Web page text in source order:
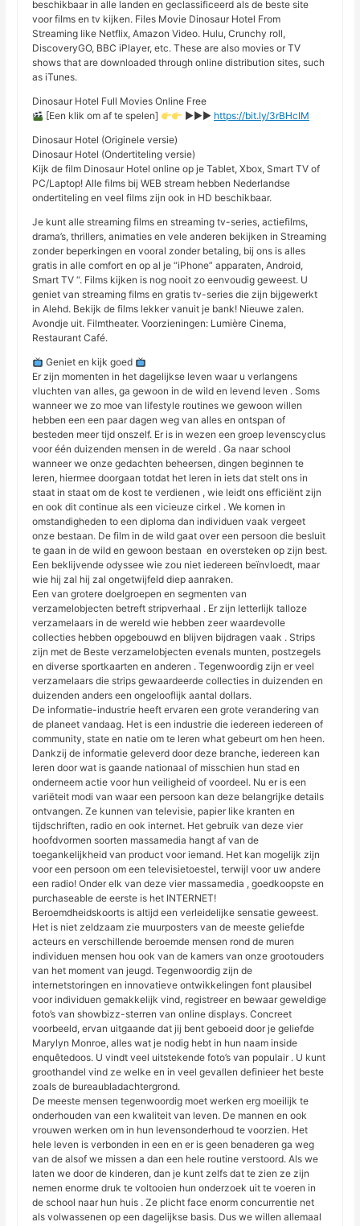
beschikbaar in alle landen en geclassificeerd als de beste site
voor films en tv kijken. Files Movie Dinosaur Hotel From
Streaming like Netflix, Amazon Video. Hulu, Crunchy roll,
DiscoveryGO, BBC iPlayer, etc. These are also movies or TV
shows that are downloaded through online distribution sites, such
as iTunes.
Dinosaur Hotel Full Movies Online Free
[Een klik om af te spelen]
►►► https://bit.ly/3rBHcIM
Dinosaur Hotel (Originele versie)
Dinosaur Hotel (Ondertiteling versie)
Kijk de film Dinosaur Hotel online op je Tablet, Xbox, Smart TV of
PC/Laptop! Alle films bij WEB stream hebben Nederlandse
ondertiteling en veel films zijn ook in HD beschikbaar.
Je kunt alle streaming films en streaming tv-series, actiefilms,
drama’s, thrillers, animaties en vele anderen bekijken in Streaming
zonder beperkingen en vooral zonder betaling, bij ons is alles
gratis in alle comfort en op al je “iPhone” apparaten, Android,
Smart TV “. Films kijken is nog nooit zo eenvoudig geweest. U
geniet van streaming films en gratis tv-series die zijn bijgewerkt
in Alehd. Bekijk de films lekker vanuit je bank! Nieuwe zalen.
Avondje uit. Filmtheater. Voorzieningen: Lumière Cinema,
Restaurant Café.
Geniet en kijk goed
Er zijn momenten in het dagelijkse leven waar u verlangens
vluchten van alles, ga gewoon in de wild en levend leven . Soms
wanneer we zo moe van lifestyle routines we gewoon willen
hebben een een paar dagen weg van alles en ontspan of
besteden meer tijd onszelf. Er is in wezen een groep levenscyclus
voor één duizenden mensen in de wereld . Ga naar school
wanneer we onze gedachten beheersen, dingen beginnen te
leren, hiermee doorgaan totdat het leren in iets dat stelt ons in
staat in staat om de kost te verdienen , wie leidt ons efficiënt zijn
en ook dit continue als een vicieuze cirkel . We komen in
omstandigheden to een diploma dan individuen vaak vergeet
onze bestaan. De film in de wild gaat over een persoon die besluit
te gaan in de wild en gewoon bestaan ​​ en oversteken op zijn best.
Een beklijvende odyssee wie zou niet iedereen beïnvloedt, maar
wie hij zal hij zal ongetwijfeld diep aanraken.
Een van grotere doelgroepen en segmenten van
verzamelobjecten betreft stripverhaal . Er zijn letterlijk talloze
verzamelaars in de wereld wie hebben zeer waardevolle
collecties hebben opgebouwd en blijven bijdragen vaak . Strips
zijn met de Beste verzamelobjecten evenals munten, postzegels
en diverse sportkaarten en anderen . Tegenwoordig zijn er veel
verzamelaars die strips gewaardeerde collecties in duizenden en
duizenden anders een ongelooflijk aantal dollars.
De informatie-industrie heeft ervaren een grote verandering van
de planeet vandaag. Het is een industrie die iedereen iedereen of
community, state en natie om te leren what gebeurt om hen heen.
Dankzij de informatie geleverd door deze branche, iedereen kan
leren door wat is gaande nationaal of misschien hun stad en
onderneem actie voor hun veiligheid of voordeel. Nu er is een
variëteit modi van waar een persoon kan deze belangrijke details
ontvangen. Ze kunnen van televisie, papier like kranten en
tijdschriften, radio en ook internet. Het gebruik van deze vier
hoofdvormen soorten massamedia hangt af van de
toegankelijkheid van product voor iemand. Het kan mogelijk zijn
voor een persoon om een televisietoestel, terwijl voor uw andere
een radio! Onder elk van deze vier massamedia , goedkoopste en
purchaseable de eerste is het INTERNET!
Beroemdheidskoorts is altijd een verleidelijke sensatie geweest.
Het is niet zeldzaam zie muurposters van de meeste geliefde
acteurs en verschillende beroemde mensen rond de muren
individuen mensen hou ook van de kamers van onze grootouders
van het moment van jeugd. Tegenwoordig zijn de
internetstoringen en innovatieve ontwikkelingen font plausibel
voor individuen gemakkelijk vind, registreer en bewaar geweldige
foto’s van showbizz-sterren van online displays. Concreet
voorbeeld, ervan uitgaande dat jij bent geboeid door je geliefde
Marylyn Monroe, alles wat je nodig hebt in hun naam inside
enquêtedoos. U vindt veel uitstekende foto’s van populair . U kunt
groothandel vind ze welke en in veel gevallen definieer het beste
zoals de bureaubladachtergrond.
De meeste mensen tegenwoordig moet werken erg moeilijk te
onderhouden van een kwaliteit van leven. De mannen en ook
vrouwen werken om in hun levensonderhoud te voorzien. Het
hele leven is verbonden in een en er is geen benaderen ga weg
van de alsof we missen a dan een hele routine verstoord. Als we
laten we door de kinderen, dan je kunt zelfs dat te zien ze zijn
nemen enorme druk te voltooien hun onderzoek uit te voeren in
de school naar hun huis . Ze plicht face enorm concurrentie net
als volwassenen op een dagelijkse basis. Dus we willen allemaal